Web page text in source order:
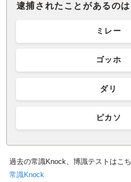
逮捕されたことがあるのは
ミレー
ゴッホ
ダリ
ピカソ
過去の常識Knock、博識テストはこち
常識Knock